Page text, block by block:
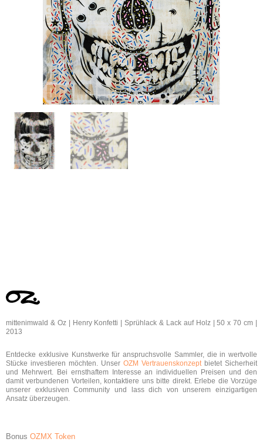
mittenimwald & Oz | Henry Konfetti | Sprühlack & Lack auf Holz | 50 x 70 cm |
2013
Entdecke exklusive Kunstwerke für anspruchsvolle Sammler, die in wertvolle
Stücke investieren möchten. Unser OZM Vertrauenskonzeptbietet Sicherheit
und Mehrwert. Bei ernsthaftem Interesse an individuellen Preisen und den
damit verbundenen Vorteilen, kontaktiere uns bitte direkt. Erlebe die Vorzüge
unserer exklusiven Community und lass dich von unserem einzigartigen
Ansatz überzeugen.
Bonus OZMX Token